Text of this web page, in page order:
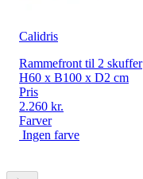
Calidris
Rammefront til 2 skuffer
H60 x B100 x D2 cm
Pris
2.260 kr.
Farver
Ingen farve